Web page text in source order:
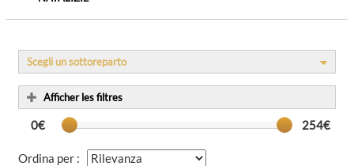
0€ 254€
Afficher les filtres
Scegli un sottoreparto
Ordina per :